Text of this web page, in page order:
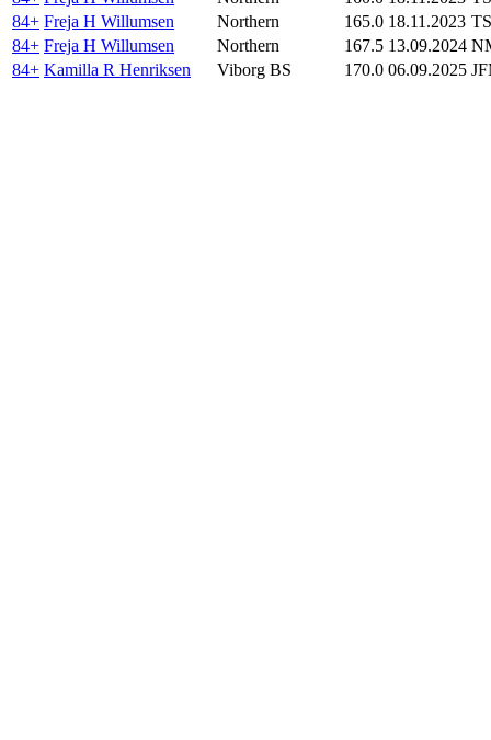
84+ Freja H Willumsen Northern 165.0 18.11.2023
84+ Freja H Willumsen Northern 167.5 13.09.2024
84+ Kamilla R Henriksen Viborg BS 170.0 06.09.2025